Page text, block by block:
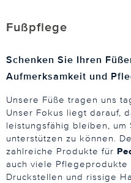
Fußpflege
Schenken Sie Ihren
Aufmerksamkeit und
Unsere Füße tragen uns
Unser Fokus liegt darauf,
leistungsfähig bleiben, um
unterstützen zu können.
zahlreiche Produkte für
auch viele
Druckstellen und rissige